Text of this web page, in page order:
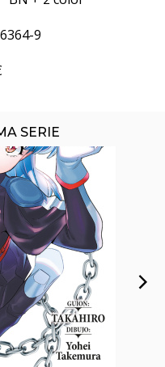
9
SERIE